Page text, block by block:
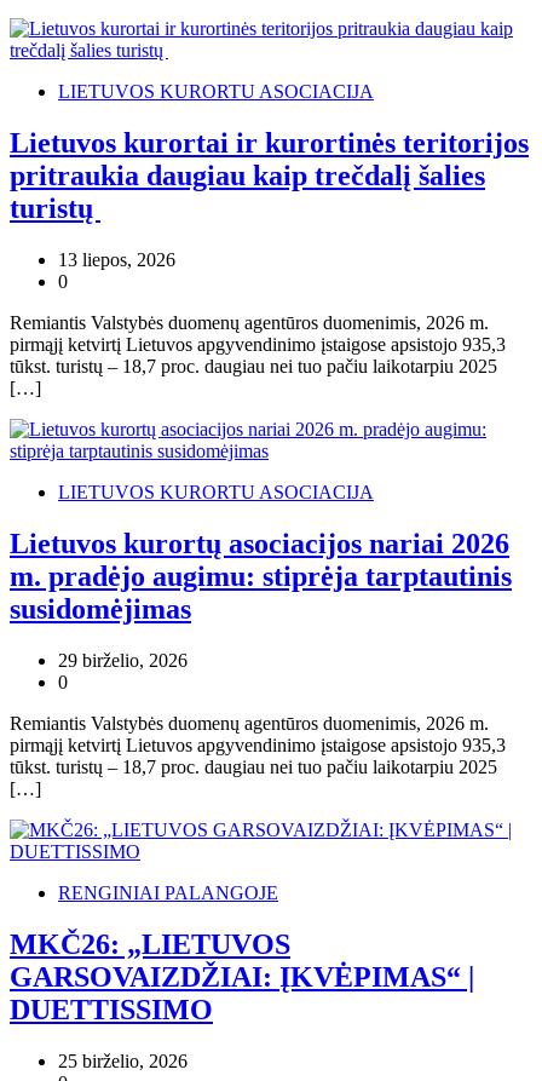
LIETUVOS KURORTU ASOCIACIJA
Lietuvos kurortai ir kurortinės teritorijos
pritraukia daugiau kaip trečdalį šalies
turistų
13 liepos, 2026
0
Remiantis Valstybės duomenų agentūros duomenimis, 2026 m.
pirmąjį ketvirtį Lietuvos apgyvendinimo įstaigose apsistojo 935,3
tūkst. turistų – 18,7 proc. daugiau nei tuo pačiu laikotarpiu 2025
[…]
LIETUVOS KURORTU ASOCIACIJA
Lietuvos kurortų asociacijos nariai 2026
m. pradėjo augimu: stiprėja tarptautinis
susidomėjimas
29 birželio, 2026
0
Remiantis Valstybės duomenų agentūros duomenimis, 2026 m.
pirmąjį ketvirtį Lietuvos apgyvendinimo įstaigose apsistojo 935,3
tūkst. turistų – 18,7 proc. daugiau nei tuo pačiu laikotarpiu 2025
[…]
RENGINIAI PALANGOJE
MKČ26: „LIETUVOS
GARSOVAIZDŽIAI: ĮKVĖPIMAS“ |
DUETTISSIMO
25 birželio, 2026